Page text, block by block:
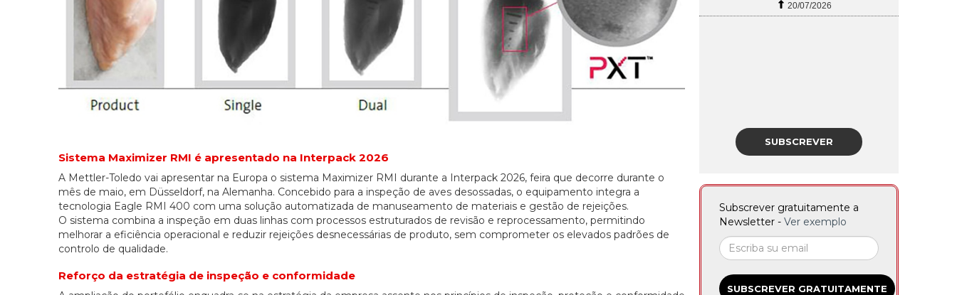
Sistema Maximizer RMI é apresentado na Interpack 2026
A Mettler-Toledo vai apresentar na Europa o sistema Maximizer RMI durante a Interpack 2026, feira que decorre durante o
mês de maio, em Düsseldorf, na Alemanha. Concebido para a inspeção de aves desossadas, o equipamento integra a
tecnologia Eagle RMI 400 com uma solução automatizada de manuseamento de materiais e gestão de rejeições.
O sistema combina a inspeção em duas linhas com processos estruturados de revisão e reprocessamento, permitindo
melhorar a eficiência operacional e reduzir rejeições desnecessárias de produto, sem comprometer os elevados padrões de
controlo de qualidade.
Reforço da estratégia de inspeção e conformidade
20/07/2026 20/07/2026
SUBSCREVER
Subscrever gratuitamente a
Newsletter - Ver exemplo
SUBSCREVER GRATUITAMENTE